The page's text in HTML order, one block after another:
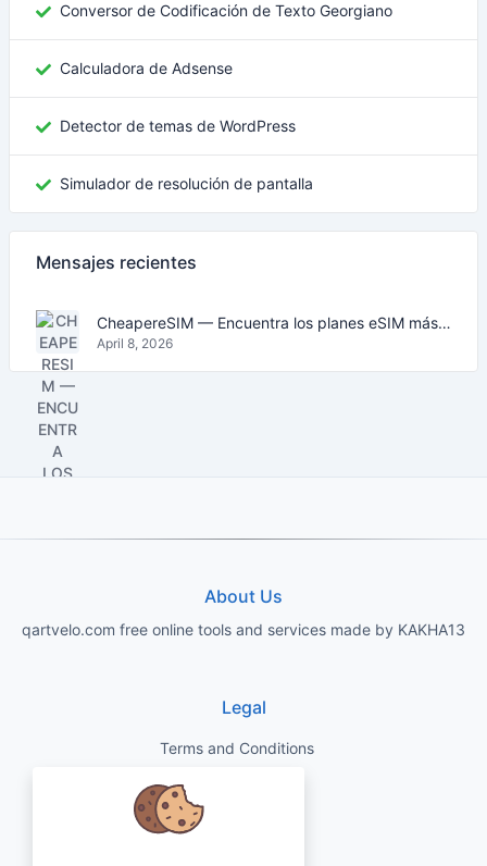
Conversor de Codificación de Texto Georgiano
Calculadora de Adsense
Detector de temas de WordPress
Simulador de resolución de pantalla
Mensajes recientes
CheapereSIM — Encuentra los planes eSIM más baratos para viajar en 2026
April 8, 2026
About Us
qartvelo.com free online tools and services made by KAKHA13
Legal
Terms and Conditions
Privacy Policy